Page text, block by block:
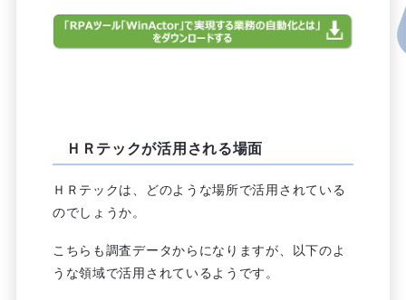
ＨＲテックが活用される場面
ＨＲテックは、どのような場所で活用されている
のでしょうか。
こちらも調査データからになりますが、以下のよ
うな領域で活用されているようです。